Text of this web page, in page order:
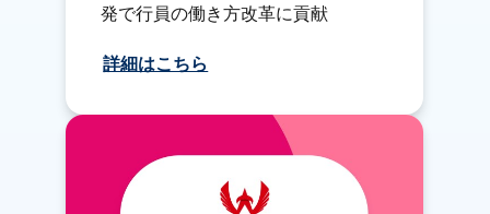
発で行員の働き方改革に貢献
詳細はこちら